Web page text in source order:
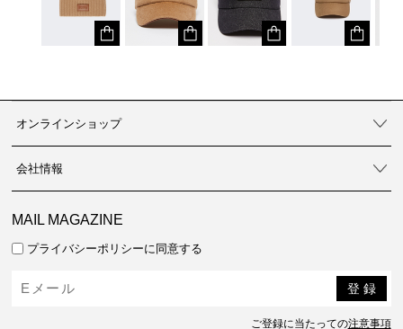
オンラインショップ
会社情報
MAIL MAGAZINE
プライバシーポリシーに同意する
ご登録に当たっての注意事項